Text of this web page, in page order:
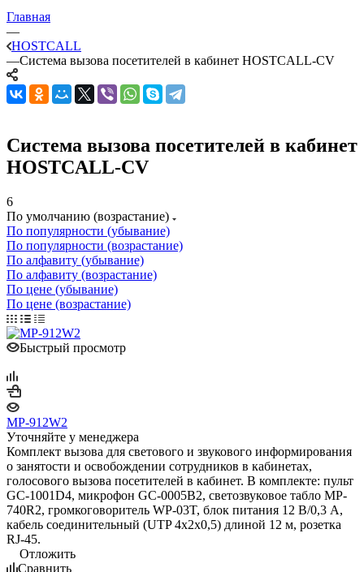
Главная
—
HOSTCALL
—Cистема вызова посетителей в кабинет HOSTCALL-CV
Cистема вызова посетителей в кабинет
HOSTCALL-CV
6
По умолчанию (возрастание)
По популярности (убывание)
По популярности (возрастание)
По алфавиту (убывание)
По алфавиту (возрастание)
По цене (убывание)
По цене (возрастание)
Быстрый просмотр
MP-912W2
Уточняйте у менеджера
Комплект вызова для светового и звукового информирования
о занятости и освобождении сотрудников в кабинетах,
голосового вызова посетителей в кабинет. В комплекте: пульт
GC-1001D4, микрофон GC-0005B2, светозвуковое табло MP-
740R2, громкоговоритель WP-03T, блок питания 12 В/0,3 А,
кабель соединительный (UTP 4х2х0,5) длиной 12 м, розетка
RJ-45.
Отложить
Сравнить